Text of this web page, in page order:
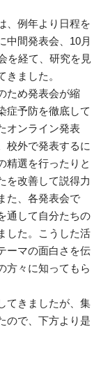
、例年より日程を
中間発表会、10月
を経て、研究を見
ました。
ため発表会が縮
症予防を徹底して
オンライン発表
校外で発表するに
精選を行ったりと
を改善して説得力
た、各発表会で
通して自分たちの
した。こうした活
ーマの面白さを伝
方々に知ってもら
てきましたが、集
ので、下方より是